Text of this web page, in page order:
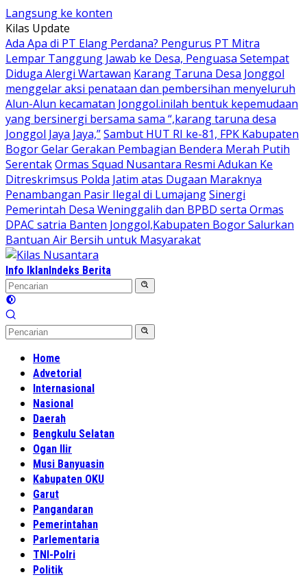
Langsung ke konten
Kilas Update
Ada Apa di PT Elang Perdana? Pengurus PT Mitra
Lempar Tanggung Jawab ke Desa, Penguasa Setempat
Diduga Alergi Wartawan Karang Taruna Desa Jonggol
menggelar aksi penataan dan pembersihan menyeluruh
Alun-Alun kecamatan Jonggol.inilah bentuk kepemudaan
yang bersinergi bersama sama “,karang taruna desa
Jonggol Jaya Jaya,”Sambut HUT RI ke-81, FPK Kabupaten
Bogor Gelar Gerakan Pembagian Bendera Merah Putih
SerentakOrmas Squad Nusantara Resmi Adukan Ke
Ditreskrimsus Polda Jatim atas Dugaan Maraknya
Penambangan Pasir Ilegal di LumajangSinergi
Pemerintah Desa Weninggalih dan BPBD serta Ormas
DPAC satria Banten Jonggol,Kabupaten Bogor Salurkan
Bantuan Air Bersih untuk Masyarakat
Info IklanIndeks Berita
Home
Advetorial
Internasional
Nasional
Daerah
Bengkulu Selatan
Ogan Ilir
Musi Banyuasin
Kabupaten OKU
Garut
Pangandaran
Pemerintahan
Parlementaria
TNI-Polri
Politik